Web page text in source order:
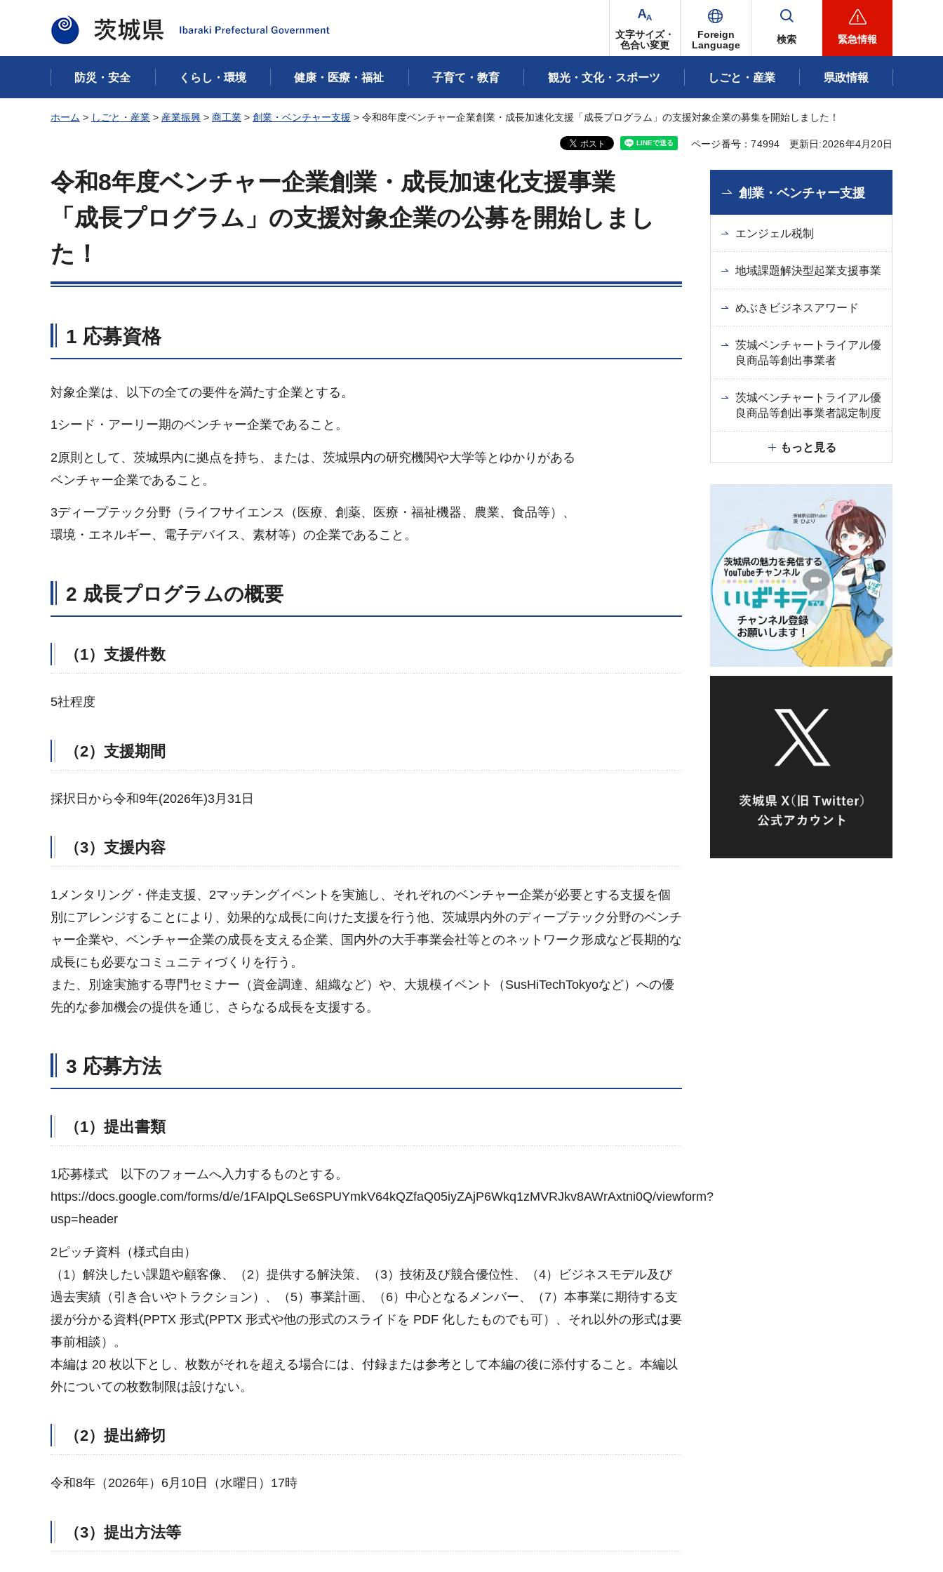
茨城県
文字サイズ・
色合い変更
Foreign
Language
検索 緊急情報
防災・安全 くらし・環境 健康・医療・福祉 子育て・教育 観光・文化・スポーツ しごと・産業 県政情報
ホーム > しごと・産業 > 産業振興 > 商工業 > 創業・ベンチャー支援 > 令和8年度ベンチャー企業創業・成長加速化支援「成長プログラム」の支援対象企業の募集を開始しました！
ページ番号：74994 更新日:2026年4月20日
令和8年度ベンチャー企業創業・成長加速化支援事業
「成長プログラム」の支援対象企業の公募を開始しまし
た！
1 応募資格
対象企業は、以下の全ての要件を満たす企業とする。
1シード・アーリー期のベンチャー企業であること。
2原則として、茨城県内に拠点を持ち、または、茨城県内の研究機関や大学等とゆかりがある
ベンチャー企業であること。
3ディープテック分野（ライフサイエンス（医療、創薬、医療・福祉機器、農業、食品等）、
環境・エネルギー、電子デバイス、素材等）の企業であること。
2 成長プログラムの概要
（1）支援件数
5社程度
（2）支援期間
採択日から令和9年(2026年)3月31日
（3）支援内容
1メンタリング・伴走支援、2マッチングイベントを実施し、それぞれのベンチャー企業が必要とする支援を個
別にアレンジすることにより、効果的な成長に向けた支援を行う他、茨城県内外のディープテック分野のベンチ
ャー企業や、ベンチャー企業の成長を支える企業、国内外の大手事業会社等とのネットワーク形成など長期的な
成長にも必要なコミュニティづくりを行う。
また、別途実施する専門セミナー（資金調達、組織など）や、大規模イベント（SusHiTechTokyoなど）への優
先的な参加機会の提供を通じ、さらなる成長を支援する。
3 応募方法
（1）提出書類
1応募様式 以下のフォームへ入力するものとする。
https://docs.google.com/forms/d/e/1FAIpQLSe6SPUYmkV64kQZfaQ05iyZAjP6Wkq1zMVRJkv8AWrAxtni0Q/viewform?
usp=header
2ピッチ資料（様式自由）
（1）解決したい課題や顧客像、（2）提供する解決策、（3）技術及び競合優位性、（4）ビジネスモデル及び
過去実績（引き合いやトラクション）、（5）事業計画、（6）中心となるメンバー、（7）本事業に期待する支
援が分かる資料(PPTX 形式(PPTX 形式や他の形式のスライドを PDF 化したものでも可）、それ以外の形式は要
事前相談）。
本編は 20 枚以下とし、枚数がそれを超える場合には、付録または参考として本編の後に添付すること。本編以
外についての枚数制限は設けない。
（2）提出締切
令和8年（2026年）6月10日（水曜日）17時
（3）提出方法等
創業・ベンチャー支援
エンジェル税制
地域課題解決型起業支援事業
めぶきビジネスアワード
茨城ベンチャートライアル優
良商品等創出事業者
茨城ベンチャートライアル優
良商品等創出事業者認定制度
もっと見る